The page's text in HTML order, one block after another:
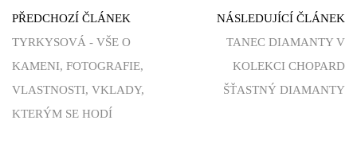
PŘEDCHOZÍ ČLÁNEK
TYRKYSOVÁ - VŠE O
KAMENI, FOTOGRAFIE,
VLASTNOSTI, VKLADY,
KTERÝM SE HODÍ
NÁSLEDUJÍCÍ ČLÁNEK
TANEC DIAMANTY V
KOLEKCI CHOPARD
ŠŤASTNÝ DIAMANTY